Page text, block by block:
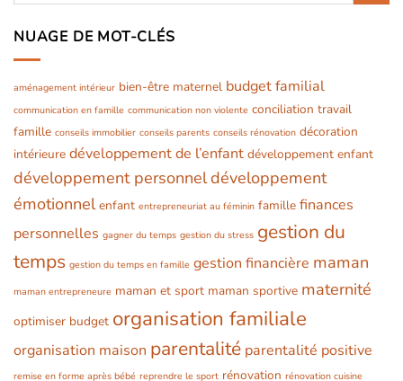
NUAGE DE MOT-CLÉS
aménagement intérieur bien-être maternel budget familial
communication en famille communication non violente conciliation travail
famille conseils immobilier conseils parents conseils rénovation décoration
intérieure développement de l’enfant développement enfant
développement personneldéveloppement
émotionnel enfant entrepreneuriat au féminin famille finances
personnelles gagner du temps gestion du stress gestion du
temps gestion du temps en famille gestion financière maman
maman entrepreneure maman et sport maman sportive maternité
optimiser budget organisation familiale
organisation maison parentalité parentalité positive
remise en forme après bébé reprendre le sport rénovation rénovation cuisine